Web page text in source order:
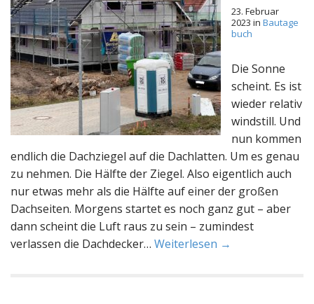
23. Februar
2023 in Bautage
buch
Die Sonne
scheint. Es ist
wieder relativ
windstill. Und
nun kommen
endlich die Dachziegel auf die Dachlatten. Um es genau
zu nehmen. Die Hälfte der Ziegel. Also eigentlich auch
nur etwas mehr als die Hälfte auf einer der großen
Dachseiten. Morgens startet es noch ganz gut – aber
dann scheint die Luft raus zu sein – zumindest
verlassen die Dachdecker… Weiterlesen →